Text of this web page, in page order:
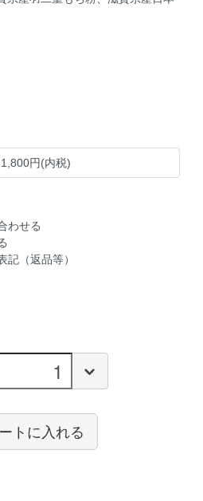
1,800円(内税)
わせる
記（返品等）
トに入れる